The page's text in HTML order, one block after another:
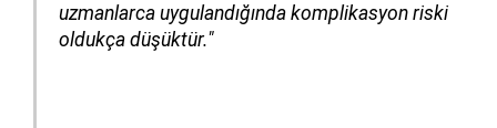
uzmanlarca uygulandığında komplikasyon riski
oldukça düşüktür."